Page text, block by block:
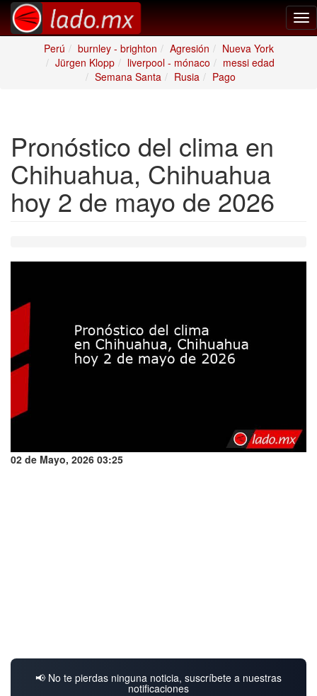
Perú
burnley - brighton Agresión
Nueva York
Jürgen Klopp
liverpool - mónaco
messi edad
Semana Santa
Rusia Pago
Pronóstico del clima en
Chihuahua, Chihuahua
hoy 2 de mayo de 2026
02 de Mayo, 2026 03:25
📢 No te pierdas ninguna noticia, suscríbete a nuestras
notificaciones